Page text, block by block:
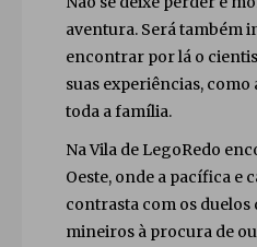
aventura. Será também
encontrar por lá o
suas experiências,
toda a família.
Na Vila de LegoRedo
Oeste, onde a pacífica e
contrasta com os duelos
mineiros à procura de